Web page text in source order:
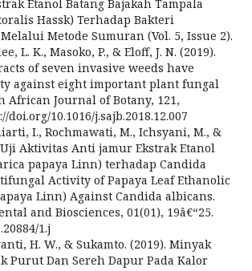
Etanol Batang Bajakah Tampala
Hassk) Terhadap Bakteri
Metode Sumuran (Vol. 5, Issue 2).
L. K., Masoko, P., & Eloff, J. N. (2019).
of seven invasive weeds have
against eight important plant fungal
African Journal of Botany, 121,
doi.org/10.1016/j.sajb.2018.12.007
I., Rochmawati, M., Ichsyani, M., &
Uji Aktivitas Anti jamur Ekstrak Etanol
papaya Linn) terhadap Candida
Activity of Papaya Leaf Ethanolic
Linn) Against Candida albicans.
and Biosciences, 01(01), 19â€“25.
1.j
H. W., & Sukamto. (2019). Minyak
Purut Dan Sereh Dapur Pada Kalor